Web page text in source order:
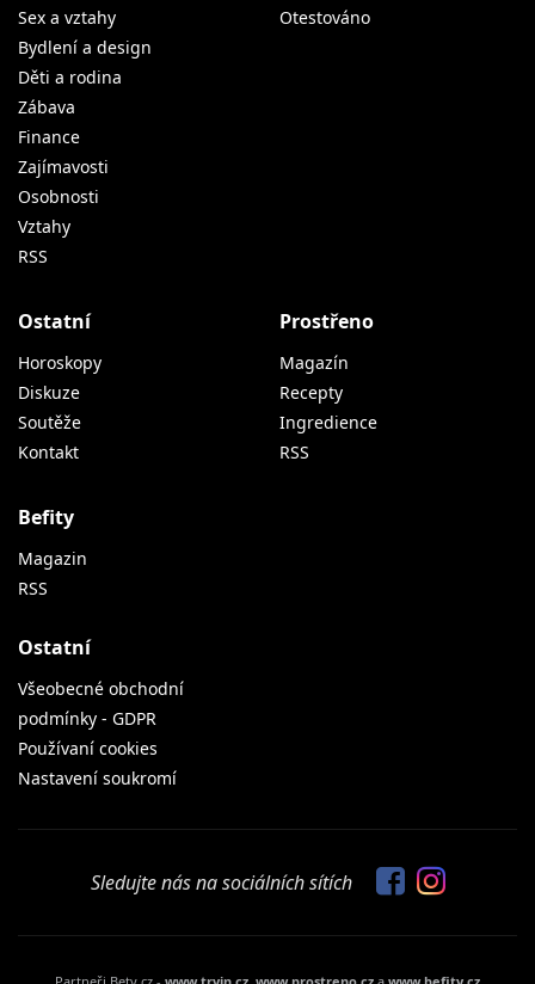
Sex a vztahy
Bydlení a design
Děti a rodina
Zábava
Finance
Zajímavosti
Osobnosti
Vztahy
RSS
Otestováno
Ostatní
Horoskopy
Diskuze
Soutěže
Kontakt
Prostřeno
Magazín
Recepty
Ingredience
RSS
Befity
Magazin
RSS
Ostatní
Všeobecné obchodní
podmínky - GDPR
Používaní cookies
Nastavení soukromí
Sledujte nás na sociálních sítích